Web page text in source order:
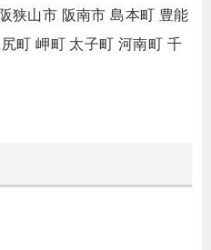
狭山市 阪南市 島本町 豊能
尻町 岬町 太子町 河南町 千